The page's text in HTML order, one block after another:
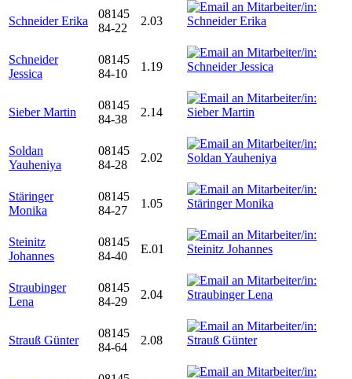
Schneider Erika
08145
84-22
2.03
Schneider
Jessica
08145
84-10
1.19
Sieber Martin
08145
84-38
2.14
Soldan
Yauheniya
08145
84-28
2.02
Stäringer
Monika
08145
84-27
1.05
Steinitz
Johannes
08145
84-40
E.01
Straubinger
Lena
08145
84-29
2.04
Strauß Günter
08145
84-64
2.08